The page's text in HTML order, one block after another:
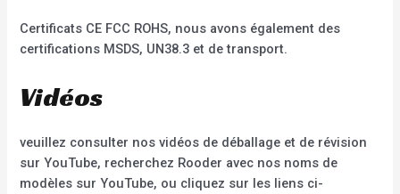
Certificats CE FCC ROHS, nous avons également des
certifications MSDS, UN38.3 et de transport.
Vidéos
veuillez consulter nos vidéos de déballage et de révision
sur YouTube, recherchez Rooder avec nos noms de
modèles sur YouTube, ou cliquez sur les liens ci-